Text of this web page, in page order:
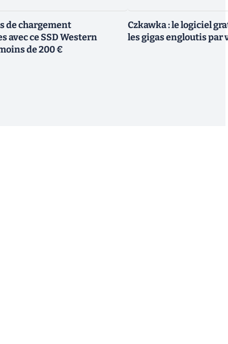
de chargement
avec ce SSD Western
de 200 €
Czkawka : le logiciel
les gigas engloutis par